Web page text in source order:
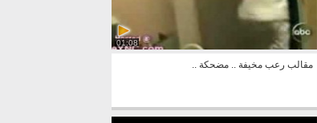
01:08
مقالب رعب مخيفة .. مضحكة ..